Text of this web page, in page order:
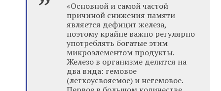
«Основной и самой частой
причиной снижения памяти
является дефицит железа,
поэтому крайне важно регулярно
употреблять богатые этим
микроэлементом продукты.
Железо в организме делится на
два вида: гемовое
(легкоусвояемое) и негемовое.